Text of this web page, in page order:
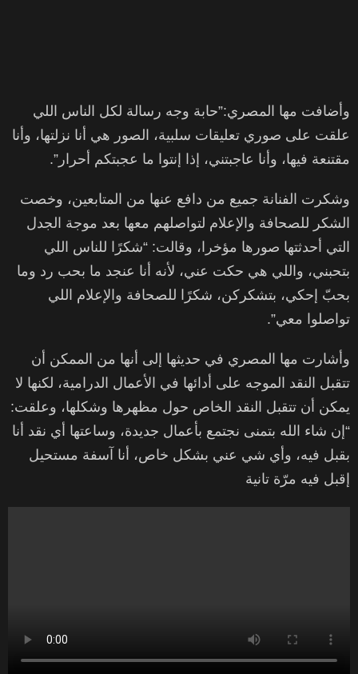
وأضافت مها المصري:”حابة وجه رسالة لكل الناس اللي
علقت على صوري تعليقات سلبية، الصور هي أنا نزلتها، وأنا
مقتنعة فيها، وأنا عاجبتني، إذا إنتوا ما عجبتكم أحرار”.
وشكرت الفنانة جميع من دافع عنها من المتابعين، وخصت
الشكر للصحافة والإعلام لتواصلهم معها بعد موجة الجدل
التي أحدثتها صورها مؤخرا، وقالت: “شكرًا للناس اللي
بتحبني، واللي هي حكت عني، لأنه أنا عنجد ما بحب رد وما
بحبّ إحكي، بتشكركن، شكرًا للصحافة والإعلام اللي
تواصلوا معي”.
وأشارت مها المصري في حديثها إلى أنها من الممكن أن
تتقبل النقد الموجه على أدائها في الأعمال الدرامية، لكنها لا
يمكن أن تتقبل النقد الخاص حول مظهرها وشكلها، وعلقت:
“إن شاء الله بتمنى نجتمع بأعمال جديدة، وساعتها أي نقد أنا
بقبل فيه، وأي شي عني بشكل خاص، أنا آسفة مستحيل
إقبل فيه مرّة تانية